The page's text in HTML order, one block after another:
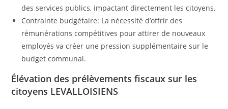
des services publics, impactant directement les citoyens.
Contrainte budgétaire: La nécessité d’offrir des
rémunérations compétitives pour attirer de nouveaux
employés va créer une pression supplémentaire sur le
budget communal.
Élévation des prélèvements fiscaux sur les
citoyens LEVALLOISIENS